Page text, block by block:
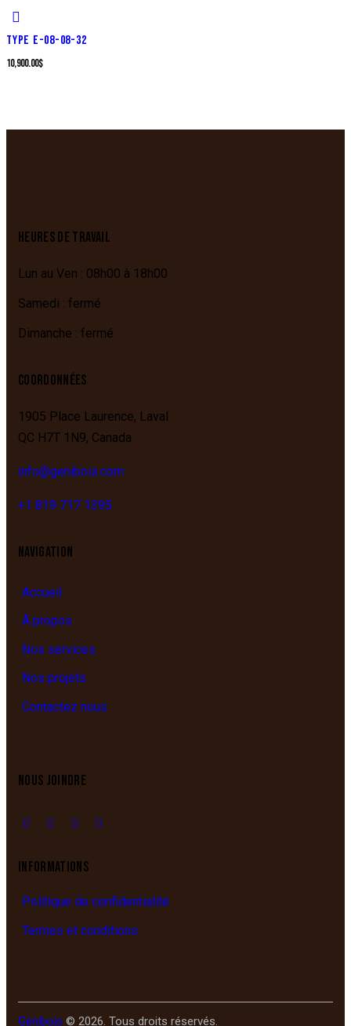
TYPE E-08-08-32
10,900.00$
HEURES DE TRAVAIL
Lun au Ven : 08h00 à 18h00
Samedi : fermé
Dimanche : fermé
COORDONNÉES
1905 Place Laurence, Laval
QC H7T 1N9, Canada
info@genibois.com
+1 819 717 1395
NAVIGATION
Accueil
À propos
Nos services
Nos projets
Contactez nous
NOUS JOINDRE
INFORMATIONS
Politique de confidentialité
Termes et conditions
Génibois © 2026. Tous droits réservés.